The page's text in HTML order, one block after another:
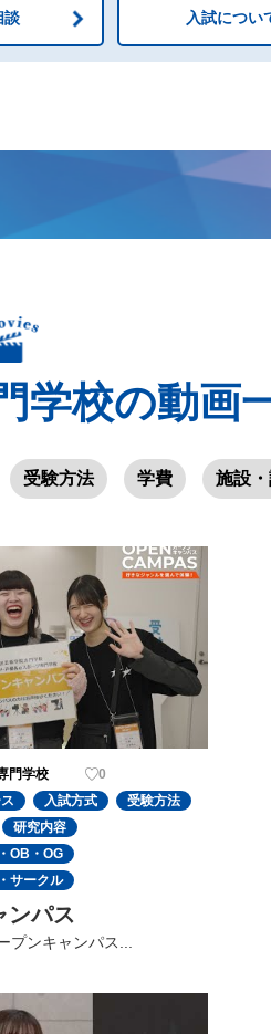
談 入試につい
学校の動画
受験方法 学費 施設
門学校
0
入試方式
受験方法
研究内容
OB・OG
サークル
ンパス
プンキャンパス...